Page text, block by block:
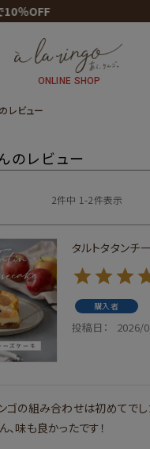
％OFF
ONLINE SHOP
レビュー
のレビュー
2件中 1-2件表示
タルトタタンチ
購入者
投稿日 2026/
ゴの組み合わせは初めてでし
、味も良かったです！